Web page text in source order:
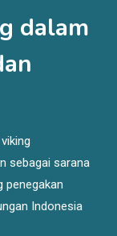
dalam
sebagai sarana
penegakan
Indonesia